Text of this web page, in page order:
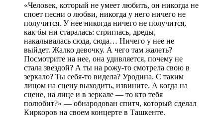
«Человек, который не умеет любить, он никогда не
споет песни о любви, никогда у него ничего не
получится. У нее никогда ничего не получится,
как бы ни старалась: стриглась, дреды,
накалывалась сюда, сюда… Ничего у нее не
выйдет. Жалко девочку. А чего там жалеть?
Посмотрите на нее, она удивляется, почему не
стала звездой? А ты на рожу-то смотрела свою в
зеркало? Ты себя-то видела? Уродина. С таким
лицом на сцену выходить, извините. А когда на
сцене, на лице и в зеркале — то кто тебя
полюбит?» — обнародован спитч, который сделал
Киркоров на своем концерте в Ташкенте.